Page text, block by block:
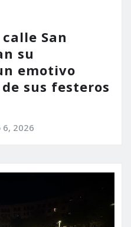
San
su
emotivo
sus festeros
6, 2026